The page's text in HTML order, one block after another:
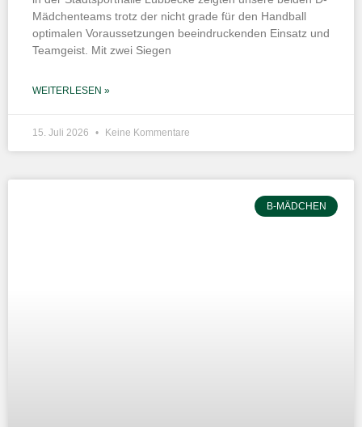
Mädchenteams trotz der nicht grade für den Handball
optimalen Voraussetzungen beeindruckenden Einsatz und
Teamgeist. Mit zwei Siegen
WEITERLESEN »
15. Juli 2026 Keine Kommentare
B-MÄDCHEN